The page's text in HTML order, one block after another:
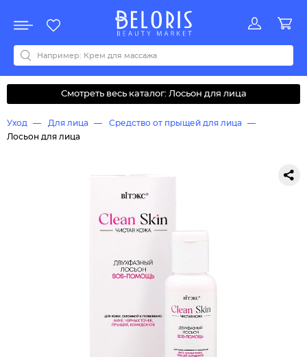
Акции
Все бренды
0-9ABCDEFGHIJKLMNOPQRSTUVWYZАБВДЗИМОКЛНПРСТУФ
Смотреть весь каталог: Лосьон для лица
Уход Для лица
Средство от прыщей для лица
Лосьон для лица